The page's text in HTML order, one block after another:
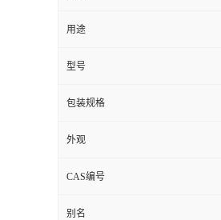
用途
型号
包装规格
外观
CAS编号
别名